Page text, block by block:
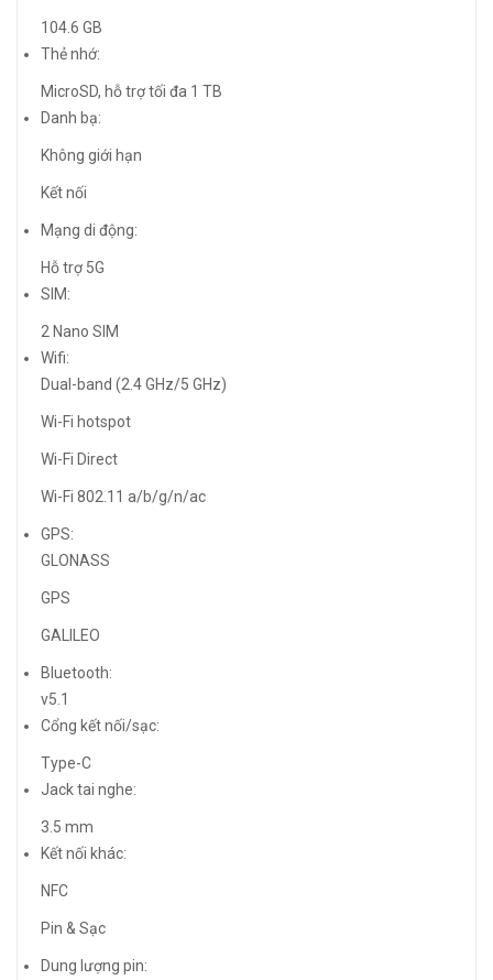
104.6 GB
Thẻ nhớ:
MicroSD, hỗ trợ tối đa 1 TB
Danh bạ:
Không giới hạn
Kết nối
Mạng di động:
Hỗ trợ 5G
SIM:
2 Nano SIM
Wifi:
Dual-band (2.4 GHz/5 GHz)
Wi-Fi hotspot
Wi-Fi Direct
Wi-Fi 802.11 a/b/g/n/ac
GPS:
GLONASS
GPS
GALILEO
Bluetooth:
v5.1
Cổng kết nối/sạc:
Type-C
Jack tai nghe:
3.5 mm
Kết nối khác:
NFC
Pin & Sạc
Dung lượng pin: